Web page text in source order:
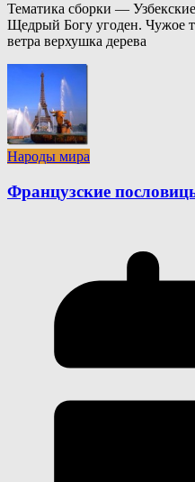
Тематика сборки —
Щедрый Богу угоден. Чужое
ветра верхушка дерева
Народы мира
Французские